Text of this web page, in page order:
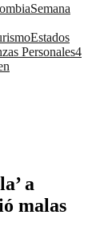
Semana
Estados
Personales4
a
malas